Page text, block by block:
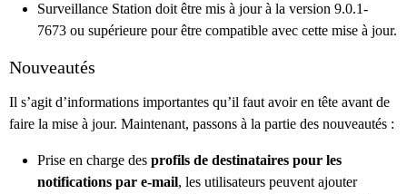
Surveillance Station doit être mis à jour à la version 9.0.1-
7673 ou supérieure pour être compatible avec cette mise à jour.
Nouveautés
Il s’agit d’informations importantes qu’il faut avoir en tête avant de
faire la mise à jour. Maintenant, passons à la partie des nouveautés :
Prise en charge des profils de destinataires pour les
notifications par e-mail, les utilisateurs peuvent ajouter